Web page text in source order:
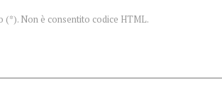
Non è consentito codice HTML.